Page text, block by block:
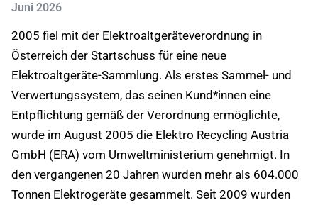
Juni 2026
2005 fiel mit der Elektroaltgeräteverordnung in
Österreich der Startschuss für eine neue
Elektroaltgeräte-Sammlung. Als erstes Sammel- und
Verwertungssystem, das seinen Kund*innen eine
Entpflichtung gemäß der Verordnung ermöglichte,
wurde im August 2005 die Elektro Recycling Austria
GmbH (ERA) vom Umweltministerium genehmigt. In
den vergangenen 20 Jahren wurden mehr als 604.000
Tonnen Elektrogeräte gesammelt. Seit 2009 wurden